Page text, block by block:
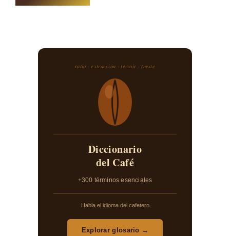
ratio · extracción · terroir · tueste
Diccionario
del Café
+300 términos esenciales
Habla el idioma del cafetero
Explorar glosario →